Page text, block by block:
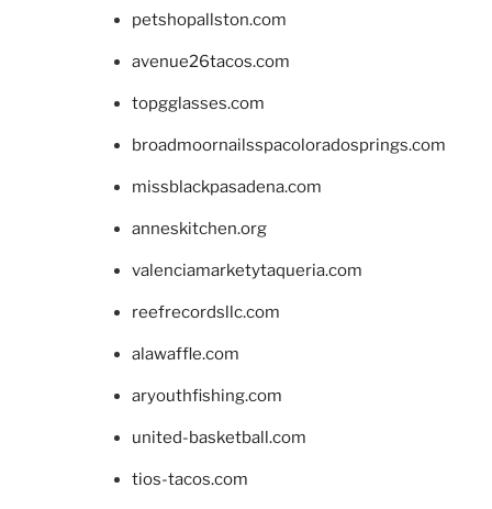
petshopallston.com
avenue26tacos.com
topgglasses.com
broadmoornailsspacoloradosprings.com
missblackpasadena.com
anneskitchen.org
valenciamarketytaqueria.com
reefrecordsllc.com
alawaffle.com
aryouthfishing.com
united-basketball.com
tios-tacos.com